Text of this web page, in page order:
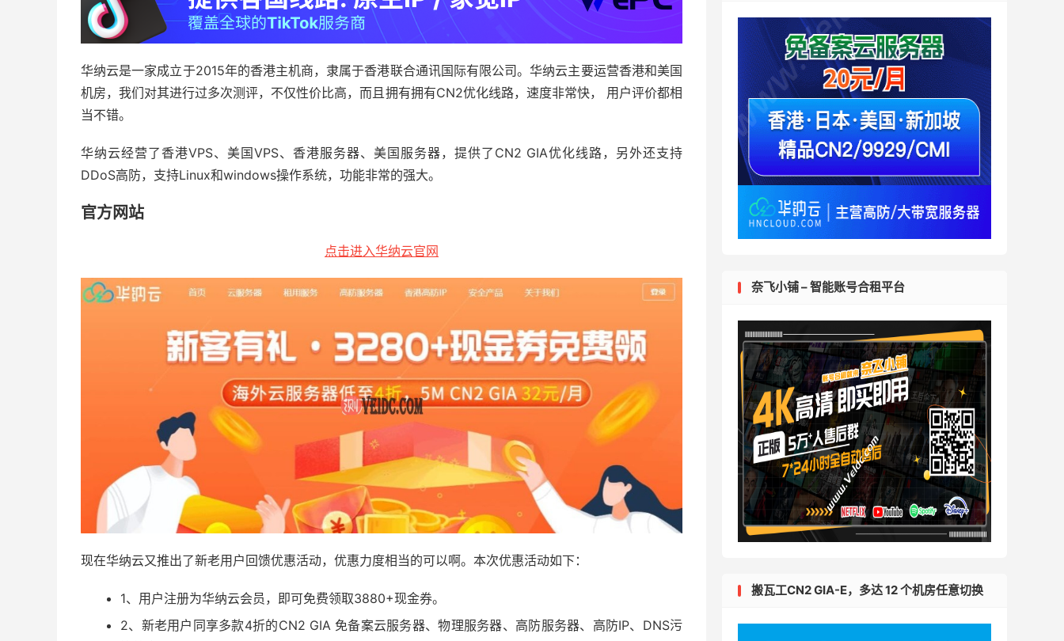
华纳云是一家成立于2015年的香港主机商，隶属于香港联合通讯国际有限公司。华纳云主要运营香港和美国
机房，我们对其进行过多次测评，不仅性价比高，而且拥有拥有CN2优化线路，速度非常快， 用户评价都相
当不错。
华纳云经营了香港VPS、美国VPS、香港服务器、美国服务器，提供了CN2 GIA优化线路，另外还支持
DDoS高防，支持Linux和windows操作系统，功能非常的强大。
官方网站
点击进入华纳云官网
现在华纳云又推出了新老用户回馈优惠活动，优惠力度相当的可以啊。本次优惠活动如下：
1、用户注册为华纳云会员，即可免费领取3880+现金券。
2、新老用户同享多款4折的CN2 GIA 免备案云服务器、物理服务器、高防服务器、高防IP、DNS污
奈飞小铺 – 智能账号合租平台
搬瓦工CN2 GIA-E，多达 12 个机房任意切换